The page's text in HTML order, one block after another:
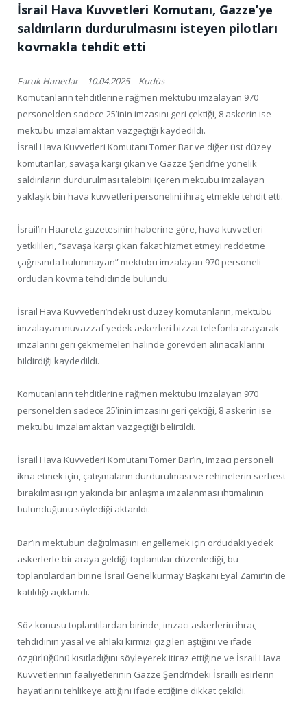
İsrail Hava Kuvvetleri Komutanı, Gazze’ye
saldırıların durdurulmasını isteyen pilotları
kovmakla tehdit etti
Faruk Hanedar – 10.04.2025 – Kudüs
Komutanların tehditlerine rağmen mektubu imzalayan 970
personelden sadece 25’inin imzasını geri çektiği, 8 askerin ise
mektubu imzalamaktan vazgeçtiği kaydedildi.
İsrail Hava Kuvvetleri Komutanı Tomer Bar ve diğer üst düzey
komutanlar, savaşa karşı çıkan ve Gazze Şeridi’ne yönelik
saldırıların durdurulması talebini içeren mektubu imzalayan
yaklaşık bin hava kuvvetleri personelini ihraç etmekle tehdit etti.
İsrail’in Haaretz gazetesinin haberine göre, hava kuvvetleri
yetkilileri, “savaşa karşı çıkan fakat hizmet etmeyi reddetme
çağrısında bulunmayan” mektubu imzalayan 970 personeli
ordudan kovma tehdidinde bulundu.
İsrail Hava Kuvvetleri’ndeki üst düzey komutanların, mektubu
imzalayan muvazzaf yedek askerleri bizzat telefonla arayarak
imzalarını geri çekmemeleri halinde görevden alınacaklarını
bildirdiği kaydedildi.
Komutanların tehditlerine rağmen mektubu imzalayan 970
personelden sadece 25’inin imzasını geri çektiği, 8 askerin ise
mektubu imzalamaktan vazgeçtiği belirtildi.
İsrail Hava Kuvvetleri Komutanı Tomer Bar’ın, imzacı personeli
ikna etmek için, çatışmaların durdurulması ve rehinelerin serbest
bırakılması için yakında bir anlaşma imzalanması ihtimalinin
bulunduğunu söylediği aktarıldı.
Bar’ın mektubun dağıtılmasını engellemek için ordudaki yedek
askerlerle bir araya geldiği toplantılar düzenlediği, bu
toplantılardan birine İsrail Genelkurmay Başkanı Eyal Zamir’in de
katıldığı açıklandı.
Söz konusu toplantılardan birinde, imzacı askerlerin ihraç
tehdidinin yasal ve ahlaki kırmızı çizgileri aştığını ve ifade
özgürlüğünü kısıtladığını söyleyerek itiraz ettiğine ve İsrail Hava
Kuvvetlerinin faaliyetlerinin Gazze Şeridi’ndeki İsrailli esirlerin
hayatlarını tehlikeye attığını ifade ettiğine dikkat çekildi.